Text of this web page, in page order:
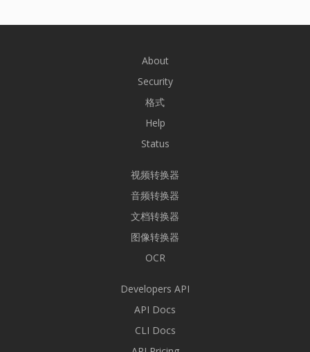
About
Security
格式
Help
Status
视频转换器
音频转换器
文档转换器
图像转换器
OCR
Developers API
API Docs
CLI Docs